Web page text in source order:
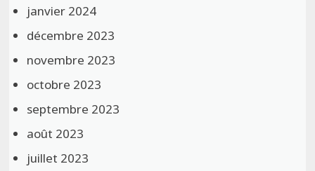
janvier 2024
décembre 2023
novembre 2023
octobre 2023
septembre 2023
août 2023
juillet 2023